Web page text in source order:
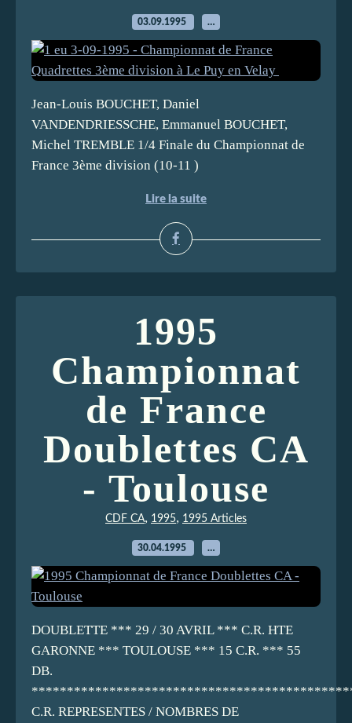
03.09.1995 …
Jean-Louis BOUCHET, Daniel
VANDENDRIESSCHE, Emmanuel BOUCHET,
Michel TREMBLE 1/4 Finale du Championnat de
France 3ème division (10-11 )
Lire la suite
1995
Championnat
de France
Doublettes CA
- Toulouse
CDF CA, 1995, 1995 Articles
30.04.1995 …
DOUBLETTE *** 29 / 30 AVRIL *** C.R. HTE
GARONNE *** TOULOUSE *** 15 C.R. *** 55
DB.
C.R. REPRESENTES / NOMBRES DE